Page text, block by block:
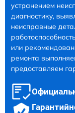
устранением
диагностику,
неисправные
или
ремонта
предоставляем